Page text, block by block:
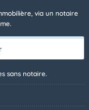
via un notaire
sans notaire.